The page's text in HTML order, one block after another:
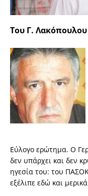
Του Γ. Λακόπουλου
Εύλογο ερώτημα. Ο
δεν υπάρχει και δεν
ηγεσία του: του
εξέλιπε εδώ και